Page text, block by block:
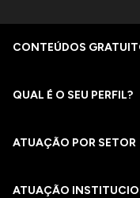
CONTEÚDOS
QUAL É O SEU PERFIL?
ATUAÇÃO POR SETOR
ATUAÇÃO